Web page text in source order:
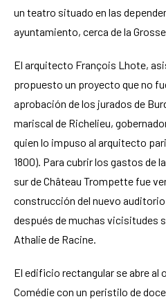
un teatro situado en las
ayuntamiento, cerca de la
El arquitecto François Lhote,
propuesto un proyecto que no
aprobación de los jurados de
mariscal de Richelieu,
quien lo impuso al arquitecto
1800). Para cubrir los gastos de
sur de Château Trompette fue
construcción del nuevo
después de muchas vicisitudes
Athalie de Racine.
El edificio rectangular se abre al
Comédie con un peristilo de